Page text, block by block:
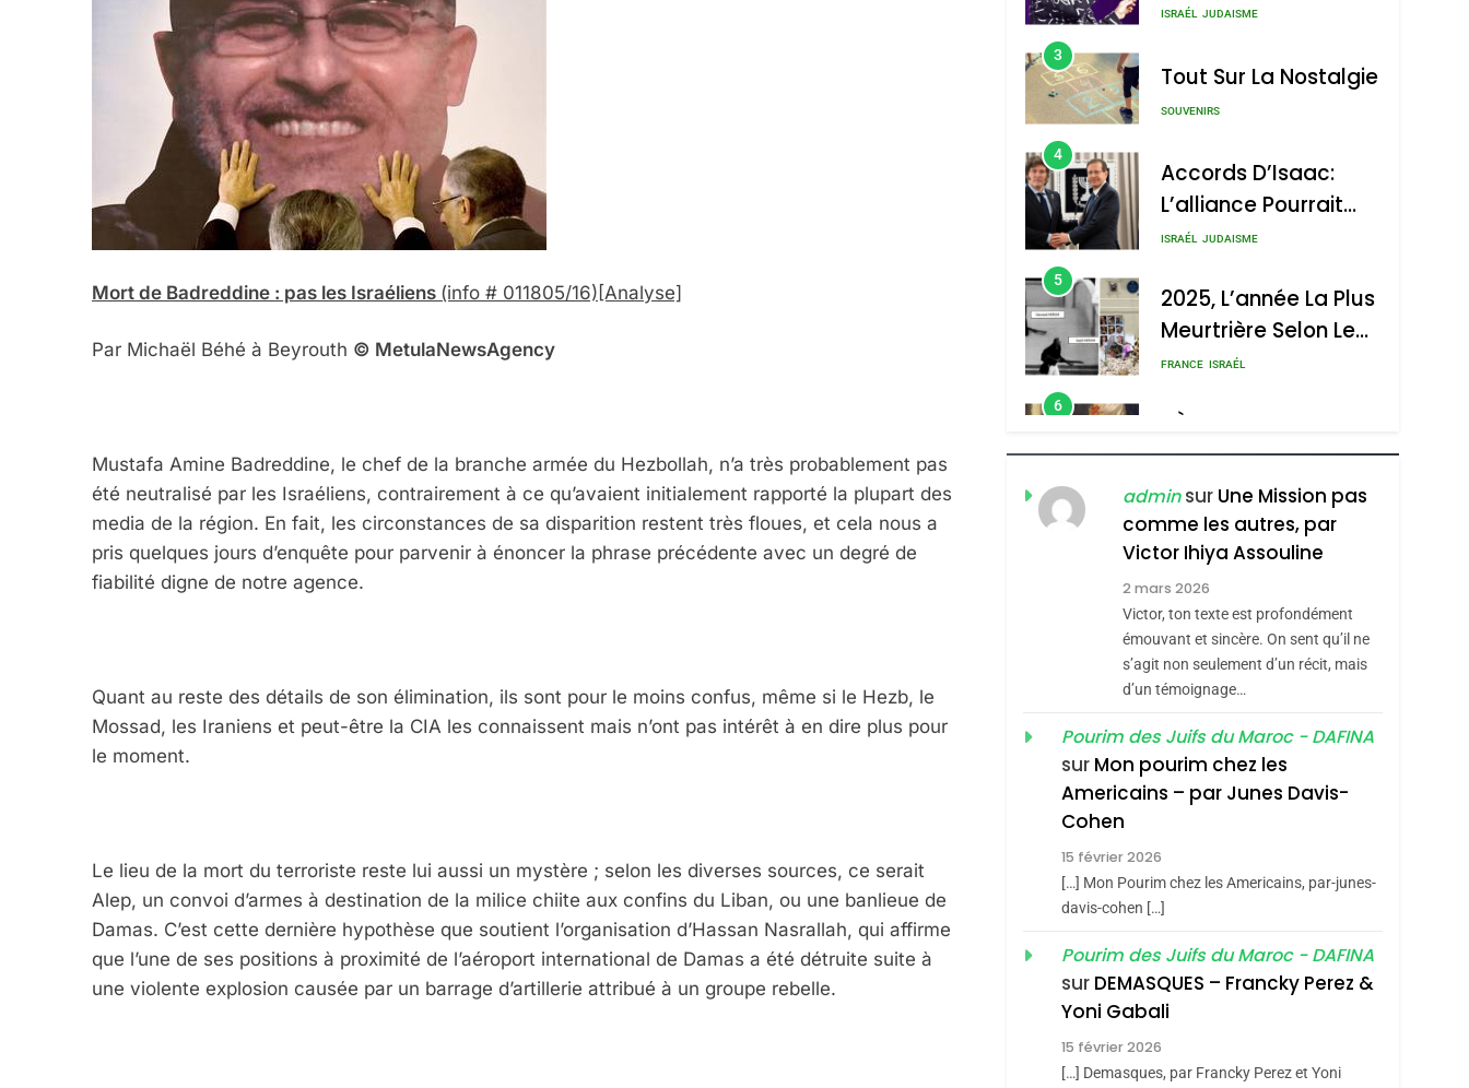
Mort de Badreddine : pas les Israéliens (info # 011805/16) [Analyse]
Par Michaël Béhé à Beyrouth © MetulaNewsAgency
Mustafa Amine Badreddine, le chef de la branche armée du Hezbollah, n’a très probablement pas
été neutralisé par les Israéliens, contrairement à ce qu’avaient initialement rapporté la plupart des
media de la région. En fait, les circonstances de sa disparition restent très floues, et cela nous a
pris quelques jours d’enquête pour parvenir à énoncer la phrase précédente avec un degré de
fiabilité digne de notre agence.
Quant au reste des détails de son élimination, ils sont pour le moins confus, même si le Hezb, le
Mossad, les Iraniens et peut-être la CIA les connaissent mais n’ont pas intérêt à en dire plus pour
le moment.
Le lieu de la mort du terroriste reste lui aussi un mystère ; selon les diverses sources, ce serait
Alep, un convoi d’armes à destination de la milice chiite aux confins du Liban, ou une banlieue de
Damas. C’est cette dernière hypothèse que soutient l’organisation d’Hassan Nasrallah, qui affirme
que l’une de ses positions à proximité de l’aéroport international de Damas a été détruite suite à
une violente explosion causée par un barrage d’artillerie attribué à un groupe rebelle.
Nouvelle Chanson De
ISRAÉL JUDAISME
3
Tout Sur La Nostalgie
SOUVENIRS
4
Accords D’Isaac:
L’alliance Pourrait
S’étendre À 13 Pays
ISRAÉL JUDAISME
5
2025, L’année La Plus
Meurtrière Selon Le
Rapport D’ADL
FRANCE ISRAÉL
6
FIÈRE, DIGNE ET
RÉSILIENTE :
POURQUOI JE
REVENDIQUE MA
JUDAÏTE Par Thérèse
Zrihen-Dvir
ISRAÉL JUDAISME
CE QUI NOUS
MANQUE – Jacques
Hadida
JUDAISME
Maroc : Les Amandes
De Tafraout, Le Miel
De Tadla Azilal
Consacrés Produits
Du Terroir
DAFINA MAROC
Oeil Ravageur –
2
Dis Guerre»: La
Nouvelle Chanson De
Boy George
ISRAÉL JUDAISME
adminsur Une Mission pas
comme les autres, par
Victor Ihiya Assouline
2 mars 2026
Victor, ton texte est profondément
émouvant et sincère. On sent qu’il ne
s’agit non seulement d’un récit, mais
d’un témoignage…
Pourim des Juifs du Maroc - DAFINA
sur Mon pourim chez les
Americains – par Junes Davis-
Cohen
15 février 2026
[…] Mon Pourim chez les Americains, par-junes-
davis-cohen […]
Pourim des Juifs du Maroc - DAFINA
sur DEMASQUES – Francky Perez &
Yoni Gabali
15 février 2026
[…] Demasques, par Francky Perez et Yoni